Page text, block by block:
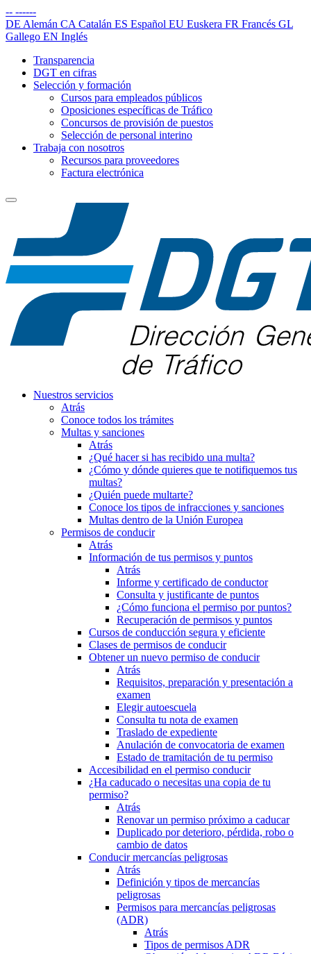
-- ------
DE Alemán CA Catalán ES Español EU Euskera FR Francés GL
Gallego EN Inglés
Transparencia
DGT en cifras
Selección y formación
Cursos para empleados públicos
Oposiciones específicas de Tráfico
Concursos de provisión de puestos
Selección de personal interino
Trabaja con nosotros
Recursos para proveedores
Factura electrónica
Nuestros servicios
Atrás
Conoce todos los trámites
Multas y sanciones
Atrás
¿Qué hacer si has recibido una multa?
¿Cómo y dónde quieres que te notifiquemos tus
multas?
¿Quién puede multarte?
Conoce los tipos de infracciones y sanciones
Multas dentro de la Unión Europea
Permisos de conducir
Atrás
Información de tus permisos y puntos
Atrás
Informe y certificado de conductor
Consulta y justificante de puntos
¿Cómo funciona el permiso por puntos?
Recuperación de permisos y puntos
Cursos de conducción segura y eficiente
Clases de permisos de conducir
Obtener un nuevo permiso de conducir
Atrás
Requisitos, preparación y presentación a
examen
Elegir autoescuela
Consulta tu nota de examen
Traslado de expediente
Anulación de convocatoria de examen
Estado de tramitación de tu permiso
Accesibilidad en el permiso conducir
¿Ha caducado o necesitas una copia de tu
permiso?
Atrás
Renovar un permiso próximo a caducar
Duplicado por deterioro, pérdida, robo o
cambio de datos
Conducir mercancías peligrosas
Atrás
Definición y tipos de mercancías
peligrosas
Permisos para mercancías peligrosas
(ADR)
Atrás
Tipos de permisos ADR